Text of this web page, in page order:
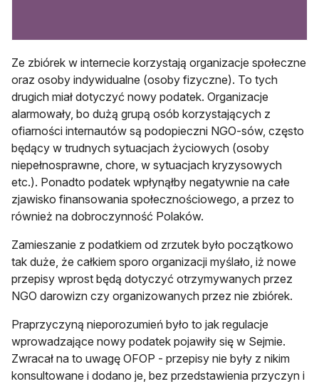
Ze zbiórek w internecie korzystają organizacje społeczne
oraz osoby indywidualne (osoby fizyczne). To tych
drugich miał dotyczyć nowy podatek. Organizacje
alarmowały, bo dużą grupą osób korzystających z
ofiarności internautów są podopieczni NGO-sów, często
będący w trudnych sytuacjach życiowych (osoby
niepełnosprawne, chore, w sytuacjach kryzysowych
etc.). Ponadto podatek wpłynąłby negatywnie na całe
zjawisko finansowania społecznościowego, a przez to
również na dobroczynność Polaków.
Zamieszanie z podatkiem od zrzutek było początkowo
tak duże, że całkiem sporo organizacji myślało, iż nowe
przepisy wprost będą dotyczyć otrzymywanych przez
NGO darowizn czy organizowanych przez nie zbiórek.
Praprzyczyną nieporozumień było to jak regulacje
wprowadzające nowy podatek pojawiły się w Sejmie.
Zwracał na to uwagę OFOP - przepisy nie były z nikim
konsultowane i dodano je, bez przedstawienia przyczyn i